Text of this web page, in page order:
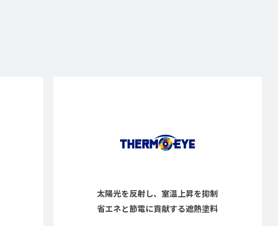
太陽光を反射し、室温上昇を抑制
省エネと節電に貢献する遮熱塗料